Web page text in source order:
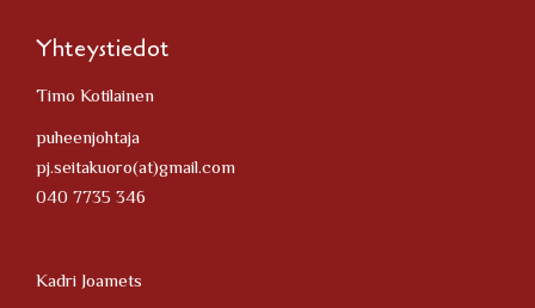
Yhteystiedot
Timo Kotilainen
puheenjohtaja
pj.seitakuoro(at)gmail.com
040 7735 346
Kadri Joamets